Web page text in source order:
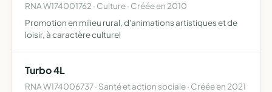
RNA W174001762 · Culture · Créée en 2010
Promotion en milieu rural, d'animations artistiques et de
loisir, à caractère culturel
Turbo 4L
RNA W174006737 · Santé et action sociale · Créée en 2021